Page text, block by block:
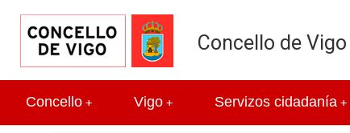
Concello de Vigo
+
Concello +
Vigo +
Servizos cidadanía